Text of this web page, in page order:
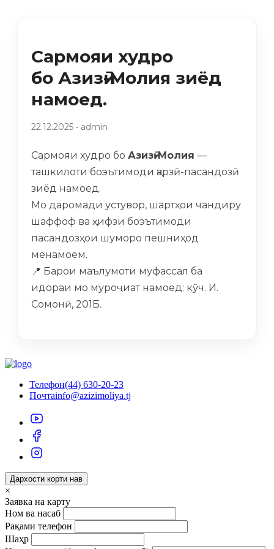
Сармояи худро
бо Азизӣ-Молия зиёд
намоед.
22.12.2025 • admin
Сармояи худро бо Азизӣ-Молия —
ташкилоти боэътимоди қарзӣ-пасандозӣ
зиёд намоед.
Мо даромади устувор, шартҳои чандиру
шаффоф ва ҳифзи боэътимоди
пасандозҳои шуморо пешниҳод
менамоем.
📍 Барои маълумоти муфассал ба
идораи мо муроҷиат намоед: кӯч. И.
Сомонӣ, 201Б.
Телефон(44) 630-20-23
Почтаinfo@azizimoliya.tj
Дархости корти нав
×
Заявка на карту
Ном ва насаб
Рақами телефон
Шаҳр